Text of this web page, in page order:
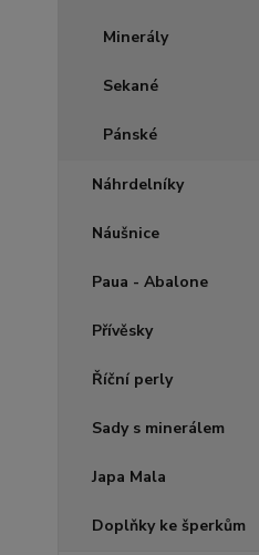
Minerály
Sekané
Pánské
Náhrdelníky
Náušnice
Paua - Abalone
Přívěsky
Říční perly
Sady s minerálem
Japa Mala
Doplňky ke šperkům